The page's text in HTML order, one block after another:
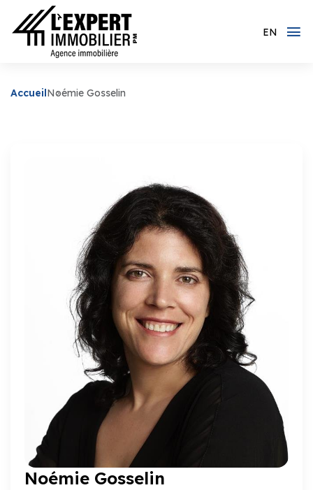
EN
AccueilNoémie Gosselin
Noémie Gosselin